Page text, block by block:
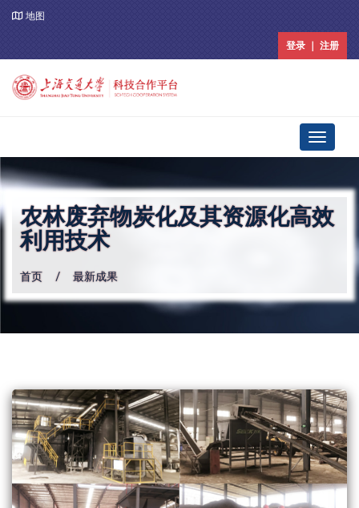
地图
登录 ｜ 注册
Toggle
农林废弃物炭化及其资源化高效
利用技术
首页 最新成果